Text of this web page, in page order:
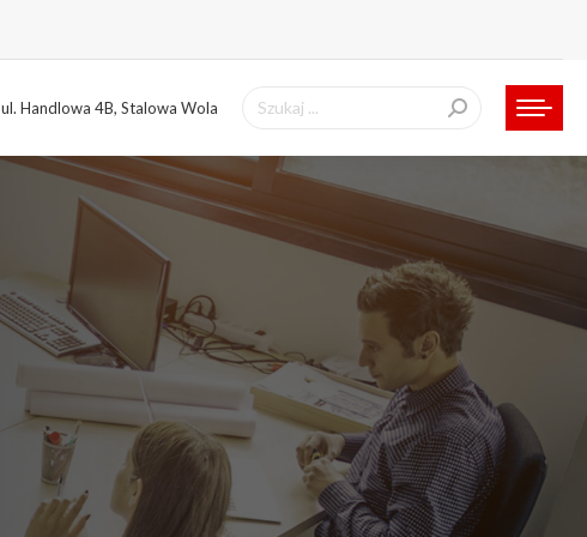
ul. Handlowa 4B, Stalowa Wola Szukaj: